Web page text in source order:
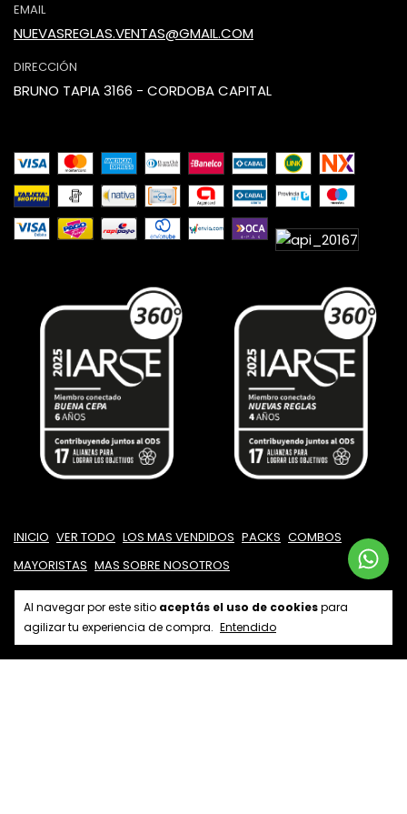
Al navegar por este sitio aceptás el uso de cookiespara
agilizar tu experiencia de compra. Entendido
EMAIL
NUEVASREGLAS.VENTAS@GMAIL.COM
DIRECCIÓN
BRUNO TAPIA 3166 - CORDOBA CAPITAL
INICIO VER TODO LOS MAS VENDIDOS PACKS COMBOS
MAYORISTAS MAS SOBRE NOSOTROS